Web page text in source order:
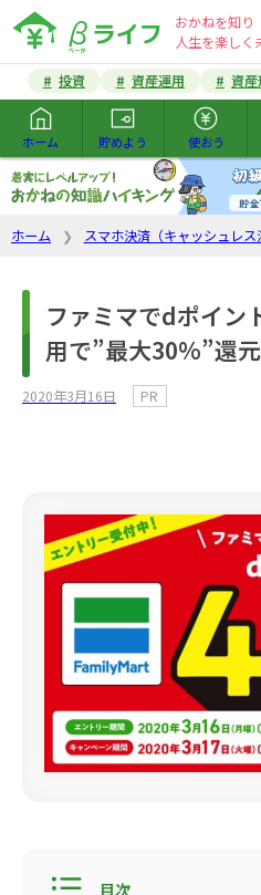
おかねを知り
人生を楽しく
投資
資産運用 資
ホーム 貯めよう 使おう
ホーム スマホ決済（キャッシュレス
ファミマでdポイン
用で”最大30%”還
2020年3月16日 PR